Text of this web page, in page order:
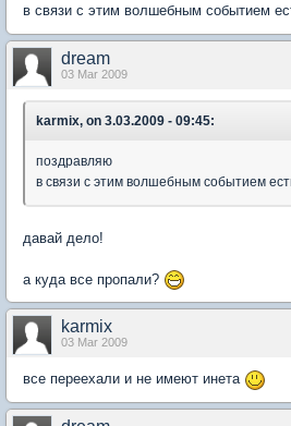
в связи с этим волшебным событием
dream
03 Mar 2009
karmix, on 3.03.2009 - 09:45:
поздравляю
в связи с этим волшебным событием
давай дело!
а куда все пропали?
karmix
03 Mar 2009
все переехали и не имеют инета